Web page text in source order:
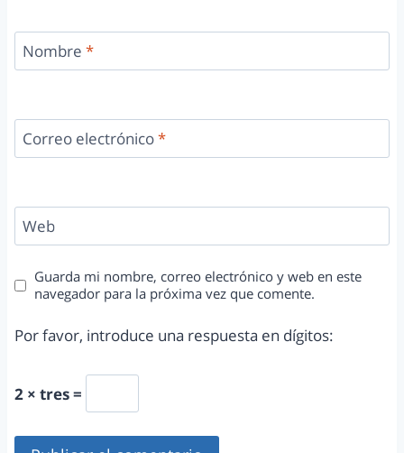
Nombre *
Correo electrónico*
Web
Guarda mi nombre, correo electrónico y web en este
navegador para la próxima vez que comente.
Por favor, introduce una respuesta en dígitos:
2 × tres =